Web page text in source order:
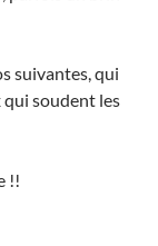
suivantes, qui
soudent les
!!